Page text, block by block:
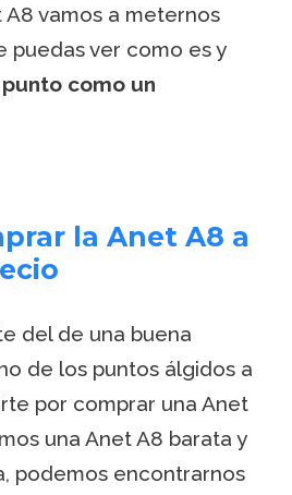
A8 vamos a meternos
puedas ver como es y
como un
la Anet A8 a
del de una buena
de los puntos álgidos a
por comprar una Anet
una Anet A8 barata y
podemos encontrarnos